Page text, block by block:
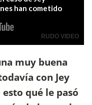
muy buena
con Jey
qué le pasó